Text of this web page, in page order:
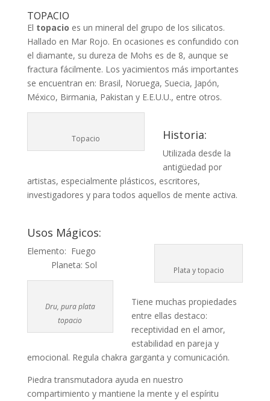
TOPACIO
El topacio es un mineral del grupo de los silicatos.
Hallado en Mar Rojo. En ocasiones es confundido con
el diamante, su dureza de Mohs es de 8, aunque se
fractura fácilmente. Los yacimientos más importantes
se encuentran en: Brasil, Noruega, Suecia, Japón,
México, Birmania, Pakistan y E.E.U.U., entre otros.
Topacio Historia:
Utilizada desde la
antigüedad por
artistas, especialmente plásticos, escritores,
investigadores y para todos aquellos de mente activa.
Usos Mágicos:
Plata y topacio
Elemento: Fuego
Planeta: Sol
Dru, pura plata
topacio
Tiene muchas propiedades
entre ellas destaco:
receptividad en el amor,
estabilidad en pareja y
emocional. Regula chakra garganta y comunicación.
Piedra transmutadora ayuda en nuestro
compartimiento y mantiene la mente y el espíritu